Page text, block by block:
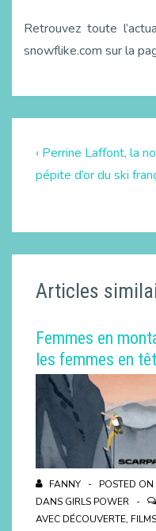
Retrouvez toute
snowflike.com sur la
‹ Perrine Laffont, la
pépite d’or du ski
Articles
Femmes en
les femmes en
FANNY POSTED ON
DANS GIRLS POWER
AVEC DÉCOUVERTE, FILMS